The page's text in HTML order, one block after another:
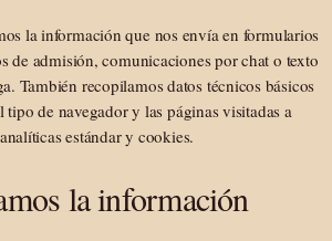
la información que nos envía en formularios
de admisión, comunicaciones por chat o texto
También recopilamos datos técnicos básicos
de navegador y las páginas visitadas a
estándar y cookies.
la información